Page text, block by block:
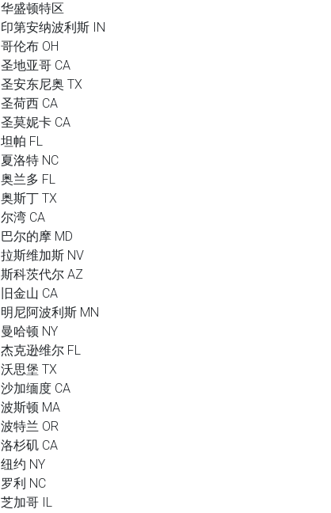
华盛顿特区
印第安纳波利斯 IN
哥伦布 OH
圣地亚哥 CA
圣安东尼奥 TX
圣荷西 CA
圣莫妮卡 CA
坦帕 FL
夏洛特 NC
奥兰多 FL
奥斯丁 TX
尔湾 CA
巴尔的摩 MD
拉斯维加斯 NV
斯科茨代尔 AZ
旧金山 CA
明尼阿波利斯 MN
曼哈顿 NY
杰克逊维尔 FL
沃思堡 TX
沙加缅度 CA
波斯顿 MA
波特兰 OR
洛杉矶 CA
纽约 NY
罗利 NC
芝加哥 IL